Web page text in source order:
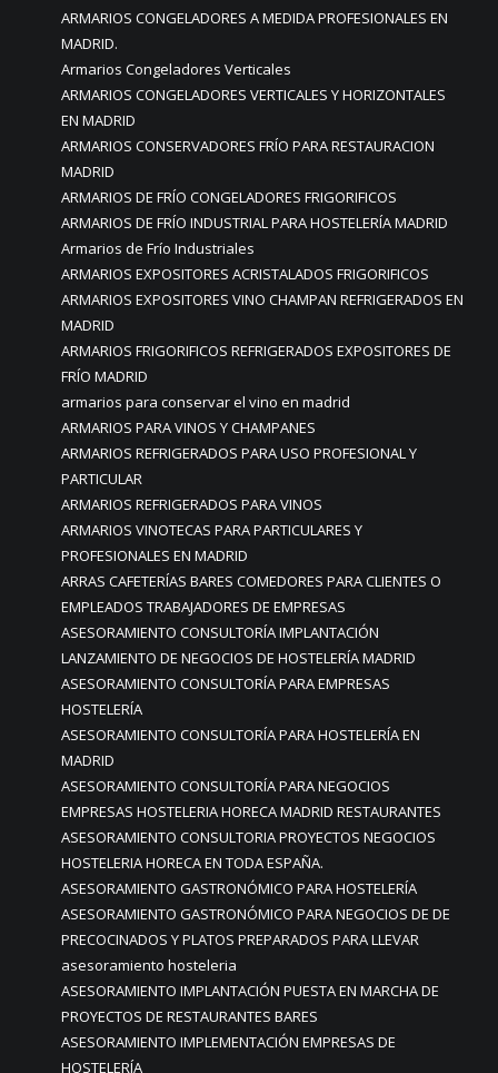
ARMARIOS CONGELADORES A MEDIDA PROFESIONALES EN
MADRID.
Armarios Congeladores Verticales
ARMARIOS CONGELADORES VERTICALES Y HORIZONTALES
EN MADRID
ARMARIOS CONSERVADORES FRÍO PARA RESTAURACION
MADRID
ARMARIOS DE FRÍO CONGELADORES FRIGORIFICOS
ARMARIOS DE FRÍO INDUSTRIAL PARA HOSTELERÍA MADRID
Armarios de Frío Industriales
ARMARIOS EXPOSITORES ACRISTALADOS FRIGORIFICOS
ARMARIOS EXPOSITORES VINO CHAMPAN REFRIGERADOS EN
MADRID
ARMARIOS FRIGORIFICOS REFRIGERADOS EXPOSITORES DE
FRÍO MADRID
armarios para conservar el vino en madrid
ARMARIOS PARA VINOS Y CHAMPANES
ARMARIOS REFRIGERADOS PARA USO PROFESIONAL Y
PARTICULAR
ARMARIOS REFRIGERADOS PARA VINOS
ARMARIOS VINOTECAS PARA PARTICULARES Y
PROFESIONALES EN MADRID
ARRAS CAFETERÍAS BARES COMEDORES PARA CLIENTES O
EMPLEADOS TRABAJADORES DE EMPRESAS
ASESORAMIENTO CONSULTORÍA IMPLANTACIÓN
LANZAMIENTO DE NEGOCIOS DE HOSTELERÍA MADRID
ASESORAMIENTO CONSULTORÍA PARA EMPRESAS
HOSTELERÍA
ASESORAMIENTO CONSULTORÍA PARA HOSTELERÍA EN
MADRID
ASESORAMIENTO CONSULTORÍA PARA NEGOCIOS
EMPRESAS HOSTELERIA HORECA MADRID RESTAURANTES
ASESORAMIENTO CONSULTORIA PROYECTOS NEGOCIOS
HOSTELERIA HORECA EN TODA ESPAÑA.
ASESORAMIENTO GASTRONÓMICO PARA HOSTELERÍA
ASESORAMIENTO GASTRONÓMICO PARA NEGOCIOS DE DE
PRECOCINADOS Y PLATOS PREPARADOS PARA LLEVAR
asesoramiento hosteleria
ASESORAMIENTO IMPLANTACIÓN PUESTA EN MARCHA DE
PROYECTOS DE RESTAURANTES BARES
ASESORAMIENTO IMPLEMENTACIÓN EMPRESAS DE
HOSTELERÍA